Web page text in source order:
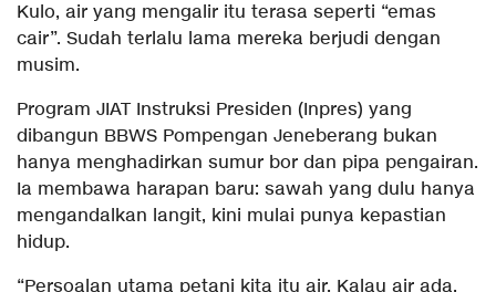
Kulo, air yang mengalir itu terasa seperti “emas
cair”. Sudah terlalu lama mereka berjudi dengan
musim.
Program JIAT Instruksi Presiden (Inpres) yang
dibangun BBWS Pompengan Jeneberang bukan
hanya menghadirkan sumur bor dan pipa pengairan.
Ia membawa harapan baru: sawah yang dulu hanya
mengandalkan langit, kini mulai punya kepastian
hidup.